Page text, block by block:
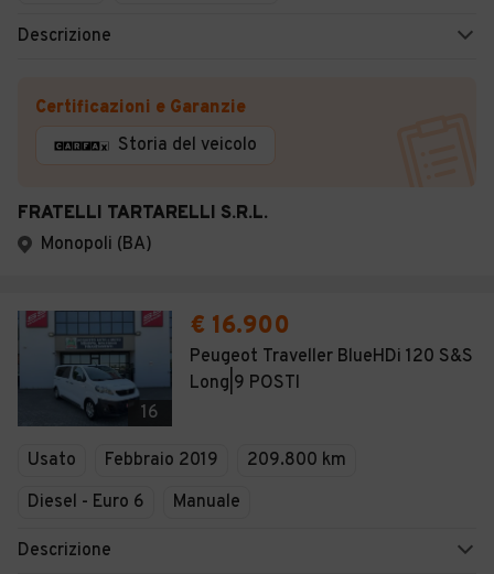
Descrizione
Certificazioni e Garanzie
Storia del veicolo
FRATELLI TARTARELLI S.R.L.
Monopoli (BA)
16
€ 16.900
Peugeot Traveller BlueHDi 120 S&S
Long|9 POSTI
Usato Febbraio 2019
209.800 km
Diesel - Euro 6
Manuale
Descrizione